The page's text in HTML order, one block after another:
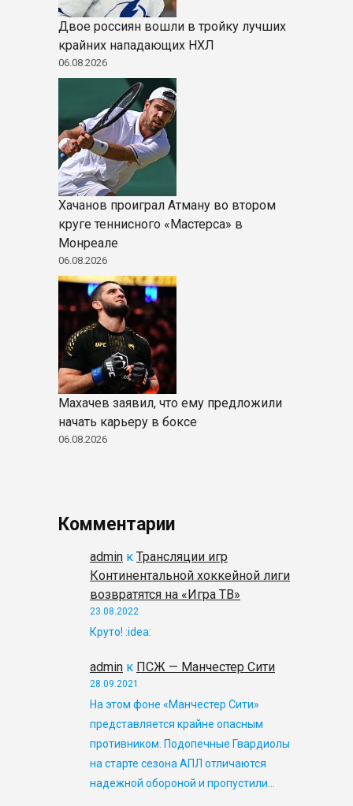
Двое россиян вошли в тройку лучших
крайних нападающих НХЛ
06.08.2026
Хачанов проиграл Атману во втором
круге теннисного «Мастерса» в
Монреале
06.08.2026
Махачев заявил, что ему предложили
начать карьеру в боксе
06.08.2026
Комментарии
admin к Трансляции игр
Континентальной хоккейной лиги
возвратятся на «Игра ТВ»
23.08.2022
Круто! :idea:
admin к ПСЖ — Манчестер Сити
28.09.2021
На этом фоне «Манчестер Сити»
представляется крайне опасным
противником. Подопечные Гвардиолы
на старте сезона АПЛ отличаются
надежной обороной и пропустили…